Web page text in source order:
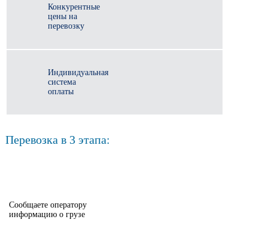
Конкурентные
цены на
перевозку
Индивидуальная
система
оплаты
Перевозка в 3 этапа:
Сообщаете оператору
информацию о грузе